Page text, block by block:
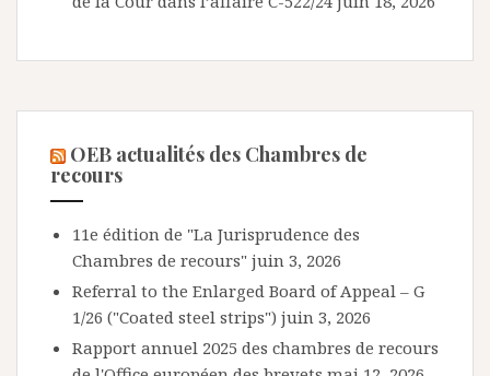
OEB actualités des Chambres de
recours
11e édition de "La Jurisprudence des
Chambres de recours" juin 3, 2026
Referral to the Enlarged Board of Appeal – G
1/26 ("Coated steel strips") juin 3, 2026
Rapport annuel 2025 des chambres de recours